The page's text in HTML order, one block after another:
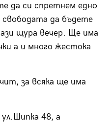
да си спретнем едно
да бъдете
щура вечер. Ще има
а и много жестока
за всяка ще има
48, а